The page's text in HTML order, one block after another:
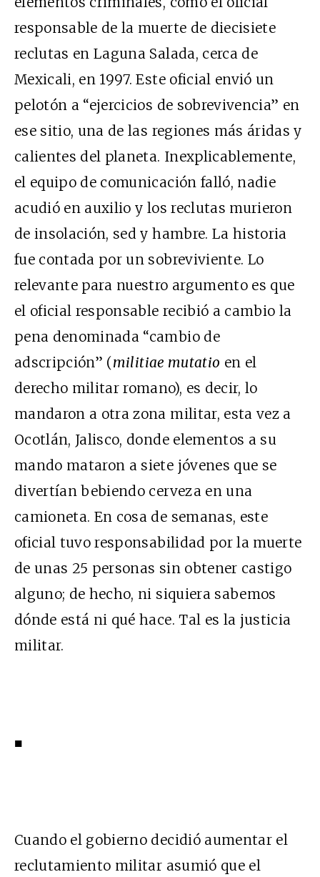
responsable de la muerte de diecisiete
reclutas en Laguna Salada, cerca de
Mexicali, en 1997. Este oficial envió un
pelotón a “ejercicios de sobrevivencia” en
ese sitio, una de las regiones más áridas y
calientes del planeta. Inexplicablemente,
el equipo de comunicación falló, nadie
acudió en auxilio y los reclutas murieron
de insolación, sed y hambre. La historia
fue contada por un sobreviviente. Lo
relevante para nuestro argumento es que
el oficial responsable recibió a cambio la
pena denominada “cambio de
adscripción” (militiae mutatio en el
derecho militar romano), es decir, lo
mandaron a otra zona militar, esta vez a
Ocotlán, Jalisco, donde elementos a su
mando mataron a siete jóvenes que se
divertían bebiendo cerveza en una
camioneta. En cosa de semanas, este
oficial tuvo responsabilidad por la muerte
de unas 25 personas sin obtener castigo
alguno; de hecho, ni siquiera sabemos
dónde está ni qué hace. Tal es la justicia
militar.
■
Cuando el gobierno decidió aumentar el
reclutamiento militar asumió que el